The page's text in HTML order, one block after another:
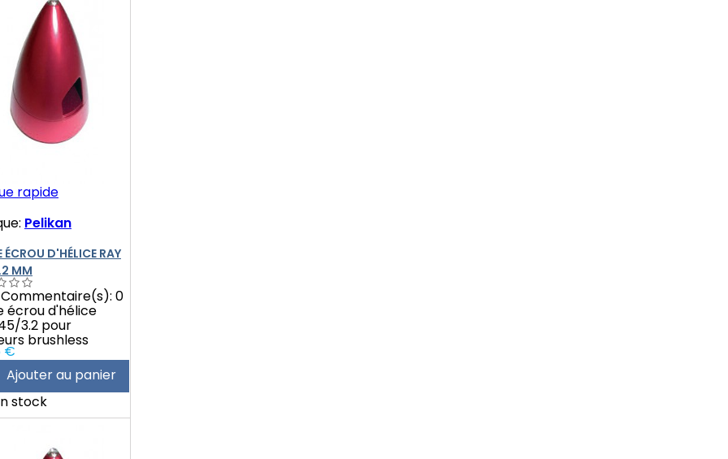
rapide
Pelikan
ÉCROU D'HÉLICE RAY
MM
Commentaire(s): 0
écrou d'hélice
3.2 pour
brushless
€
Ajouter au panier
stock